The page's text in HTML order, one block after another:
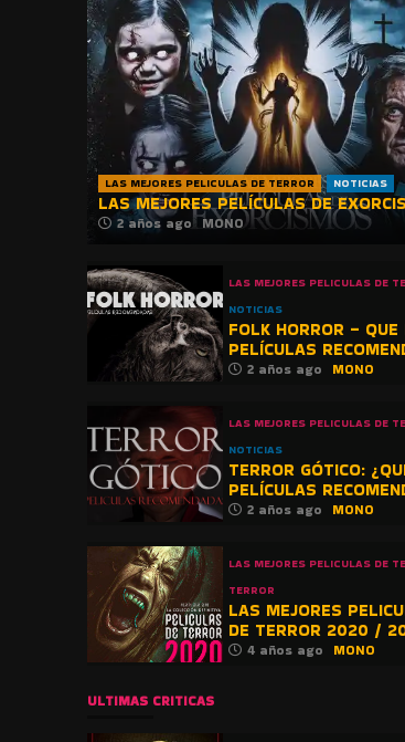
LAS MEJORES PELICULAS DE TERROR NOTICIAS
LAS MEJORES PELÍCULAS DE
2 años ago MONO
LAS MEJORES PELICULAS DE
NOTICIAS
FOLK HORROR – QUE
PELÍCULAS
2 años ago MONO
LAS MEJORES PELICULAS DE
NOTICIAS
TERROR GÓTICO:
PELÍCULAS
2 años ago MONO
LAS MEJORES PELICULAS DE
TERROR
LAS MEJORES
DE TERROR 2020 /
4 años ago MONO
ULTIMAS CRITICAS